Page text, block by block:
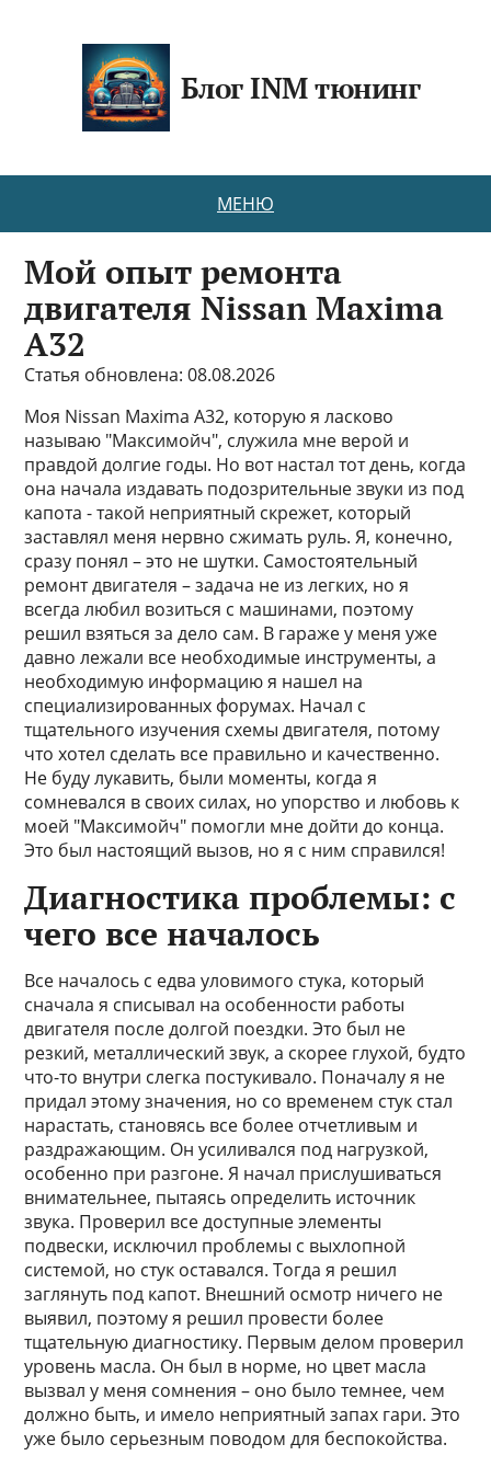
Блог INM тюнинг
МЕНЮ
Мой опыт ремонта
двигателя Nissan Maxima
A32
Статья обновлена: 08.08.2026
Моя Nissan Maxima A32, которую я ласково
называю "Максимойч", служила мне верой и
правдой долгие годы. Но вот настал тот день, когда
она начала издавать подозрительные звуки из под
капота - такой неприятный скрежет, который
заставлял меня нервно сжимать руль. Я, конечно,
сразу понял – это не шутки. Самостоятельный
ремонт двигателя – задача не из легких, но я
всегда любил возиться с машинами, поэтому
решил взяться за дело сам. В гараже у меня уже
давно лежали все необходимые инструменты, а
необходимую информацию я нашел на
специализированных форумах. Начал с
тщательного изучения схемы двигателя, потому
что хотел сделать все правильно и качественно.
Не буду лукавить, были моменты, когда я
сомневался в своих силах, но упорство и любовь к
моей "Максимойч" помогли мне дойти до конца.
Это был настоящий вызов, но я с ним справился!
Диагностика проблемы: с
чего все началось
Все началось с едва уловимого стука, который
сначала я списывал на особенности работы
двигателя после долгой поездки. Это был не
резкий, металлический звук, а скорее глухой, будто
что-то внутри слегка постукивало. Поначалу я не
придал этому значения, но со временем стук стал
нарастать, становясь все более отчетливым и
раздражающим. Он усиливался под нагрузкой,
особенно при разгоне. Я начал прислушиваться
внимательнее, пытаясь определить источник
звука. Проверил все доступные элементы
подвески, исключил проблемы с выхлопной
системой, но стук оставался. Тогда я решил
заглянуть под капот. Внешний осмотр ничего не
выявил, поэтому я решил провести более
тщательную диагностику. Первым делом проверил
уровень масла. Он был в норме, но цвет масла
вызвал у меня сомнения – оно было темнее, чем
должно быть, и имело неприятный запах гари. Это
уже было серьезным поводом для беспокойства.